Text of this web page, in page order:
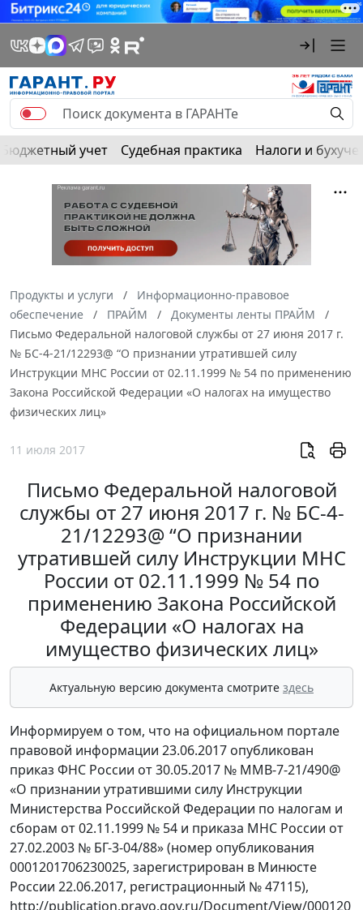
Бюджетный учет Судебная практика Налоги и
Продукты и услуги
Информационно-правовое
обеспечение
ПРАЙМ
Документы ленты ПРАЙМ
Письмо Федеральной налоговой службы от 27 июня 2017 г.
№ БС-4-21/12293@ “О признании утратившей силу
Инструкции МНС России от 02.11.1999 № 54 по применению
Закона Российской Федерации «О налогах на имущество
физических лиц»
11 июля 2017
Письмо Федеральной налоговой
службы от 27 июня 2017 г. № БС-4-
21/12293@ “О признании
утратившей силу Инструкции МНС
России от 02.11.1999 № 54 по
применению Закона Российской
Федерации «О налогах на
имущество физических лиц»
Актуальную версию документа смотрите здесь
Информируем о том, что на официальном портале
правовой информации 23.06.2017 опубликован
приказ ФНС России от 30.05.2017 № ММВ-7-21/490@
«О признании утратившими силу Инструкции
Министерства Российской Федерации по налогам и
сборам от 02.11.1999 № 54 и приказа МНС России от
27.02.2003 № БГ-3-04/88» (номер опубликования
0001201706230025, зарегистрирован в Минюсте
России 22.06.2017, регистрационный № 47115),
http://publication.pravo.gov.ru/Document/View/000120